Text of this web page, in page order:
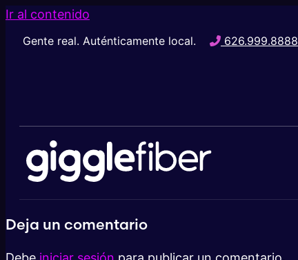
Ir al contenido
Gente real. Auténticamente local. 626.999.8888
Deja un comentario